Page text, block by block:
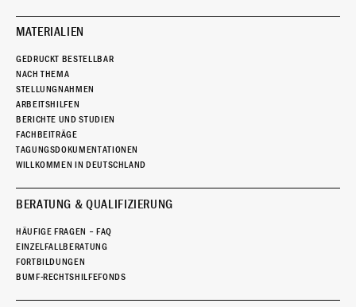
MATERIALIEN
GEDRUCKT BESTELLBAR
NACH THEMA
STELLUNGNAHMEN
ARBEITSHILFEN
BERICHTE UND STUDIEN
FACHBEITRÄGE
TAGUNGSDOKUMENTATIONEN
WILLKOMMEN IN DEUTSCHLAND
BERATUNG & QUALIFIZIERUNG
HÄUFIGE FRAGEN – FAQ
EINZELFALLBERATUNG
FORTBILDUNGEN
BUMF-RECHTSHILFEFONDS